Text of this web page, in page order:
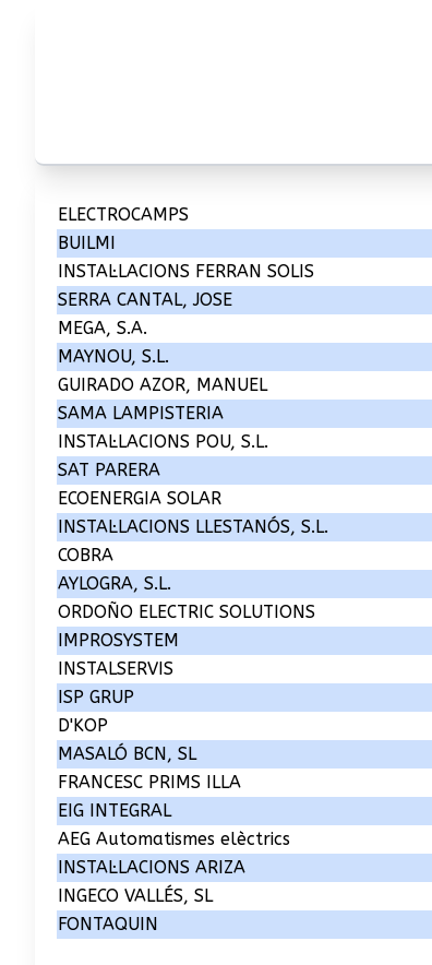
ELECTROCAMPS
BUILMI
INSTAL·LACIONS FERRAN SOLIS
SERRA CANTAL, JOSE
MEGA, S.A.
MAYNOU, S.L.
GUIRADO AZOR, MANUEL
SAMA LAMPISTERIA
INSTAL·LACIONS POU, S.L.
SAT PARERA
ECOENERGIA SOLAR
INSTAL·LACIONS LLESTANÓS, S.L.
COBRA
AYLOGRA, S.L.
ORDOÑO ELECTRIC SOLUTIONS
IMPROSYSTEM
INSTALSERVIS
ISP GRUP
D'KOP
MASALÓ BCN, SL
FRANCESC PRIMS ILLA
EIG INTEGRAL
AEG Automatismes elèctrics
INSTAL·LACIONS ARIZA
INGECO VALLÉS, SL
FONTAQUIN